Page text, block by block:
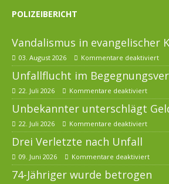
POLIZEIBERICHT
Vandalismus in evangelischer
03. August 2026 Kommentare deaktiviert
Unfallflucht im
22. Juli 2026 Kommentare deaktiviert
Unbekannter unterschlägt
22. Juli 2026 Kommentare deaktiviert
Drei Verletzte nach Unfall
09. Juni 2026 Kommentare deaktiviert
74-Jähriger wurde betrogen